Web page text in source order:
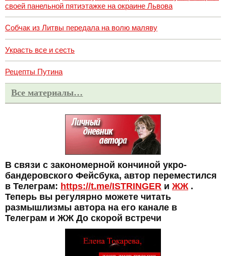
своей панельной пятиэтажке на окраине Львова
Собчак из Литвы передала на волю маляву
Украсть все и сесть
Рецепты Путина
Все материалы…
В связи с закономерной кончиной укро-
бандеровского Фейсбука, автор переместился
в Телеграм: https://t.me/ISTRINGER и ЖЖ .
Теперь вы регулярно можете читать
размышлизмы автора на его канале в
Телеграм и ЖЖ До скорой встречи